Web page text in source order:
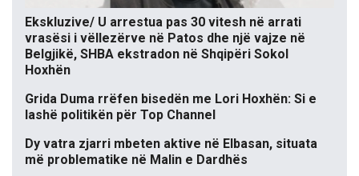
Ekskluzive/ U arrestua pas 30 vitesh në arrati
vrasësi i vëllezërve në Patos dhe një vajze në
Belgjikë, SHBA ekstradon në Shqipëri Sokol
Hoxhën
Grida Duma rrëfen bisedën me Lori Hoxhën: Si e
lashë politikën për Top Channel
Dy vatra zjarri mbeten aktive në Elbasan, situata
më problematike në Malin e Dardhës